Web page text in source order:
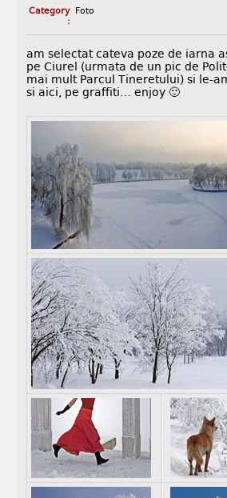
Category
:
Foto
am selectat cateva poze de iarna
pe Ciurel (urmata de un pic de
mai mult Parcul Tineretului) si le-
si aici, pe graffiti… enjoy 🙂